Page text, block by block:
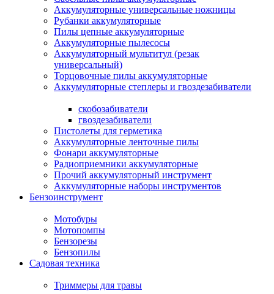
Аккумуляторные универсальные ножницы
Рубанки аккумуляторные
Пилы цепные аккумуляторные
Аккумуляторные пылесосы
Аккумуляторный мультитул (резак
универсальный)
Торцовочные пилы аккумуляторные
Аккумуляторные степлеры и гвоздезабиватели
скобозабиватели
гвоздезабиватели
Пистолеты для герметика
Аккумуляторные ленточные пилы
Фонари аккумуляторные
Радиоприемники аккумуляторные
Прочий аккумуляторный инструмент
Аккумуляторные наборы инструментов
Бензоинструмент
Мотобуры
Мотопомпы
Бензорезы
Бензопилы
Садовая техника
Триммеры для травы